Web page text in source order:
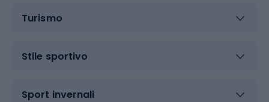
Turismo
Stile sportivo
Sport invernali